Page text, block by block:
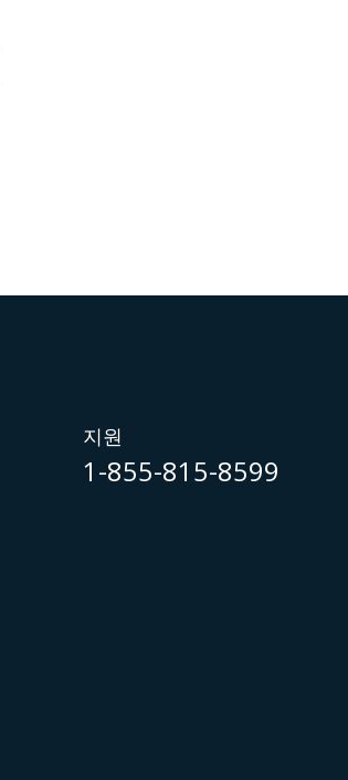
지원
1-855-815-8599